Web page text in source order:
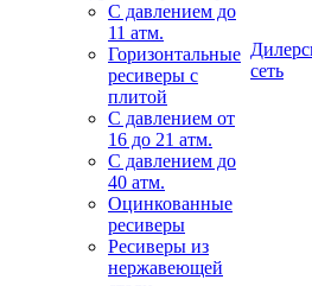
С давлением до
11 атм.
Горизонтальные
ресиверы с
плитой
С давлением от
16 до 21 атм.
С давлением до
40 атм.
Оцинкованные
ресиверы
Ресиверы из
нержавеющей
сеть